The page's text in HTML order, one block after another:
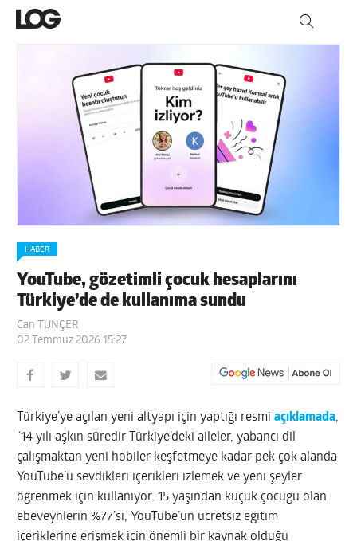
HABER
YouTube, gözetimli çocuk hesaplarını
Türkiye’de de kullanıma sundu
Can TUNÇER
02 Temmuz 2026 15:27
Türkiye’ye açılan yeni altyapı için yaptığı resmiaçıklamada,
“14 yılı aşkın süredir Türkiye’deki aileler, yabancı dil
çalışmaktan yeni hobiler keşfetmeye kadar pek çok alanda
YouTube’u sevdikleri içerikleri izlemek ve yeni şeyler
öğrenmek için kullanıyor. 15 yaşından küçük çocuğu olan
ebeveynlerin %77’si, YouTube’un ücretsiz eğitim
içeriklerine erişmek için önemli bir kaynak olduğu